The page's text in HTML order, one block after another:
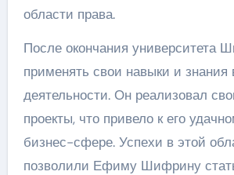
области права.
После окончания университета
применять свои навыки и знания
деятельности. Он реализовал
проекты, что привело к его
бизнес-сфере. Успехи в этой
позволили Ефиму Шифрину